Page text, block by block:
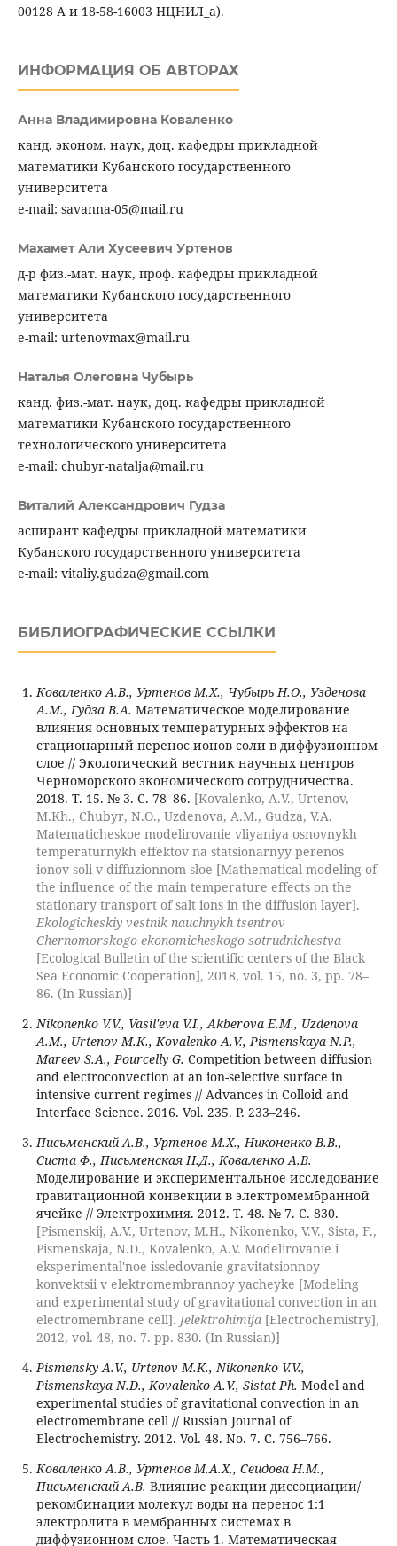
00128 А и 18-58-16003 НЦНИЛ_а).
ИНФОРМАЦИЯ ОБ АВТОРАХ
Анна Владимировна Коваленко
канд. эконом. наук, доц. кафедры прикладной
математики Кубанского государственного
университета
e-mail: savanna-05@mail.ru
Махамет Али Хусеевич Уртенов
д-р физ.-мат. наук, проф. кафедры прикладной
математики Кубанского государственного
университета
e-mail: urtenovmax@mail.ru
Наталья Олеговна Чубырь
канд. физ.-мат. наук, доц. кафедры прикладной
математики Кубанского государственного
технологического университета
e-mail: chubyr-natalja@mail.ru
Виталий Александрович Гудза
аспирант кафедры прикладной математики
Кубанского государственного университета
e-mail: vitaliy.gudza@gmail.com
БИБЛИОГРАФИЧЕСКИЕ ССЫЛКИ
Коваленко А.В., Уртенов М.Х., Чубырь Н.О., Узденова
А.М., Гудза В.А. Математическое моделирование
влияния основных температурных эффектов на
стационарный перенос ионов соли в диффузионном
слое // Экологический вестник научных центров
Черноморского экономического сотрудничества.
2018. Т. 15. № 3. С. 78–86. [Kovalenko, A.V., Urtenov,
M.Kh., Chubyr, N.O., Uzdenova, A.M., Gudza, V.A.
Matematicheskoe modelirovanie vliyaniya osnovnykh
temperaturnykh effektov na statsionarnyy perenos
ionov soli v diffuzionnom sloe [Mathematical modeling of
the influence of the main temperature effects on the
stationary transport of salt ions in the diffusion layer].
Ekologicheskiy vestnik nauchnykh tsentrov
Chernomorskogo ekonomicheskogo sotrudnichestva
[Ecological Bulletin of the scientific centers of the Black
Sea Economic Cooperation], 2018, vol. 15, no. 3, pp. 78–
86. (In Russian)]
Nikonenko V.V., Vasil'eva V.I., Akberova E.M., Uzdenova
A.M., Urtenov M.K., Kovalenko A.V., Pismenskaya N.P.,
Mareev S.A., Pourcelly G. Competition between diffusion
and electroconvection at an ion-selective surface in
intensive current regimes // Advances in Colloid and
Interface Science. 2016. Vol. 235. P. 233–246.
Письменский А.В., Уртенов М.Х., Никоненко В.В.,
Систа Ф., Письменская Н.Д., Коваленко А.В.
Моделирование и экспериментальное исследование
гравитационной конвекции в электромембранной
ячейке // Электрохимия. 2012. Т. 48. № 7. С. 830.
[Pismenskij, A.V., Urtenov, M.H., Nikonenko, V.V., Sista, F.,
Pismenskaja, N.D., Kovalenko, A.V. Modelirovanie i
eksperimental'noe issledovanie gravitatsionnoy
konvektsii v elektromembrannoy yacheyke [Modeling
and experimental study of gravitational convection in an
electromembrane cell]. Jelektrohimija[Electrochemistry],
2012, vol. 48, no. 7. pp. 830. (In Russian)]
Pismensky A.V., Urtenov M.K., Nikonenko V.V.,
Pismenskaya N.D., Kovalenko A.V., Sistat Ph. Model and
experimental studies of gravitational convection in an
electromembrane cell // Russian Journal of
Electrochemistry. 2012. Vol. 48. No. 7. С. 756–766.
Коваленко А.В., Уртенов М.А.Х., Сеидова Н.М.,
Письменский А.В. Влияние реакции диссоциации/
рекомбинации молекул воды на перенос 1:1
электролита в мембранных системах в
диффузионном слое. Часть 1. Математическая